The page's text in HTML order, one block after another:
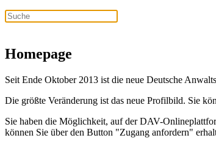
Homepage
Seit Ende Oktober 2013 ist die neue Deutsche
Die größte Veränderung ist das neue Profilbild. Sie
Sie haben die Möglichkeit, auf der DAV-
können Sie über den Button "Zugang anfordern"